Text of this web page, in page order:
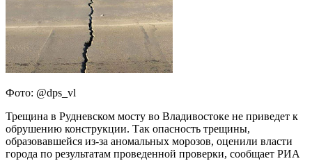
Фото: @dps_vl
Трещина в Рудневском мосту во Владивостоке не приведет к
обрушению конструкции. Так опасность трещины,
образовавшейся из-за аномальных морозов, оценили власти
города по результатам проведенной проверки, сообщает РИА